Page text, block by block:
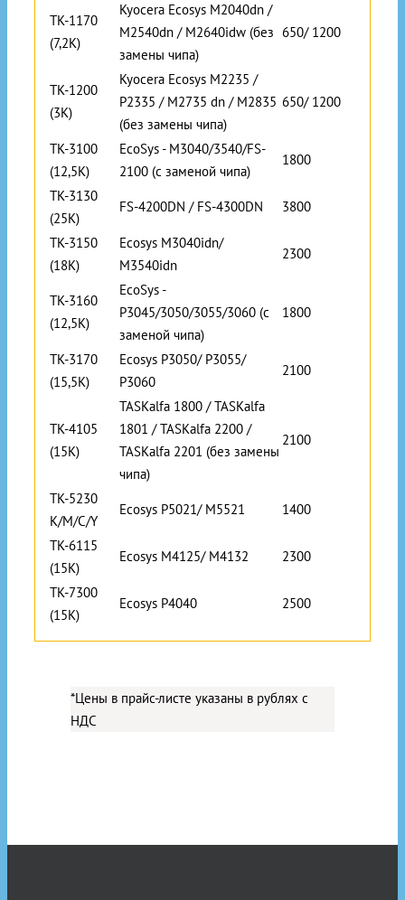
TK-1170
(7,2K)
Kyocera Ecosys M2040dn /
M2540dn / M2640idw (без
замены чипа)
650/ 1200
TK-1200
(3K)
Kyocera Ecosys M2235 /
P2335 / M2735 dn / M2835
(без замены чипа)
650/ 1200
TK-3100
(12,5K)
EcoSys - M3040/3540/FS-
2100 (с заменой чипа)
1800
TK-3130
(25K)
FS-4200DN / FS-4300DN 3800
TK-3150
(18K)
Ecosys M3040idn/
M3540idn
2300
TK-3160
(12,5K)
EcoSys -
P3045/3050/3055/3060 (с
заменой чипа)
1800
TK-3170
(15,5K)
Ecosys P3050/ P3055/
P3060
2100
TK-4105
(15K)
TASKalfa 1800 / TASKalfa
1801 / TASKalfa 2200 /
TASKalfa 2201 (без замены
чипа)
2100
TK-5230
K/M/C/Y
Ecosys P5021/ M5521 1400
TK-6115
(15K)
Ecosys M4125/ M4132 2300
TK-7300
(15K)
Ecosys P4040 2500
*Цены в прайс-листе указаны в рублях с
НДС